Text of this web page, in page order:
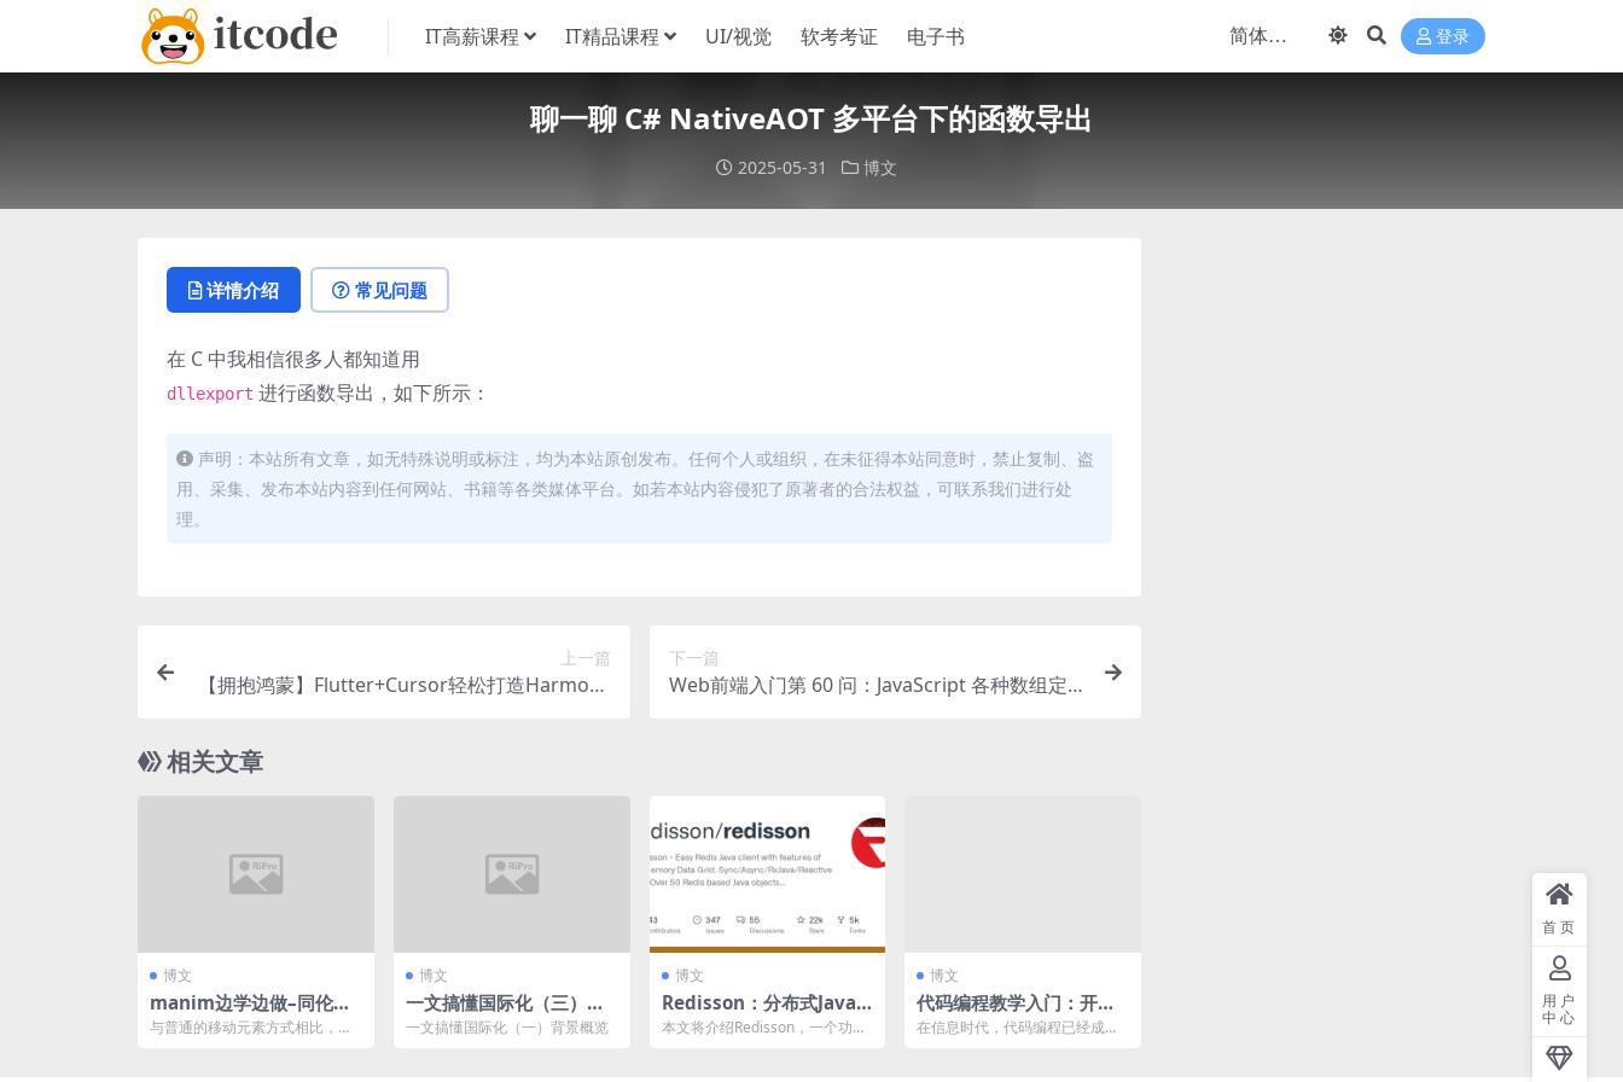
IT高薪课程 IT精品课程 UI/视觉 软考考证 电子书 登录
聊一聊 C# NativeAOT 多平台下的函数导出
2025-05-31 博文
详情介绍 常见问题
在 C 中我相信很多人都知道用
dllexport 进行函数导出，如下所示：
声明：本站所有文章，如无特殊说明或标注，均为本站原创发布。任何个人或组织，在未征得本站同意时，禁止复制、盗
用、采集、发布本站内容到任何网站、书籍等各类媒体平台。如若本站内容侵犯了原著者的合法权益，可联系我们进行处
理。
上一篇
【拥抱鸿蒙】Flutter+Cursor轻松打造Harmony
下一篇
Web前端入门第 60 问：JavaScript 各种数组定
相关文章
博文
manim边学边做–同伦变
换
与普通的移动元素方式相比，使
博文
一文搞懂国际化（三）落
地实践,一文搞懂国际化
一文搞懂国际化（一）背景概览
博文
Redisson：分布式Java
对象和服务的全能框架
本文将介绍Redisson，一个功能
博文
代码编程教学入门：开启
未来之门的钥匙
在信息时代，代码编程已经成为
首页
用户
中心